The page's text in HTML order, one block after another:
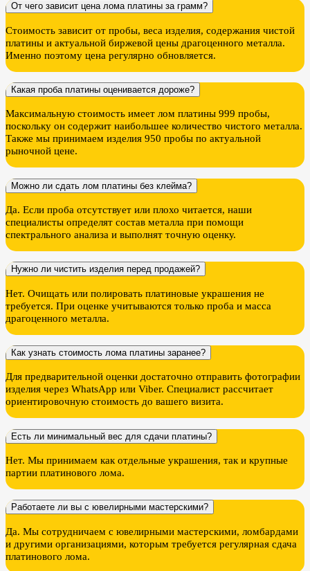
От чего зависит цена лома платины за грамм?
Стоимость зависит от пробы, веса изделия, содержания чистой
платины и актуальной биржевой цены драгоценного металла.
Именно поэтому цена регулярно обновляется.
Какая проба платины оценивается дороже?
Максимальную стоимость имеет лом платины 999 пробы,
поскольку он содержит наибольшее количество чистого металла.
Также мы принимаем изделия 950 пробы по актуальной
рыночной цене.
Можно ли сдать лом платины без клейма?
Да. Если проба отсутствует или плохо читается, наши
специалисты определят состав металла при помощи
спектрального анализа и выполнят точную оценку.
Нужно ли чистить изделия перед продажей?
Нет. Очищать или полировать платиновые украшения не
требуется. При оценке учитываются только проба и масса
драгоценного металла.
Как узнать стоимость лома платины заранее?
Для предварительной оценки достаточно отправить фотографии
изделия через WhatsApp или Viber. Специалист рассчитает
ориентировочную стоимость до вашего визита.
Есть ли минимальный вес для сдачи платины?
Нет. Мы принимаем как отдельные украшения, так и крупные
партии платинового лома.
Работаете ли вы с ювелирными мастерскими?
Да. Мы сотрудничаем с ювелирными мастерскими, ломбардами
и другими организациями, которым требуется регулярная сдача
платинового лома.